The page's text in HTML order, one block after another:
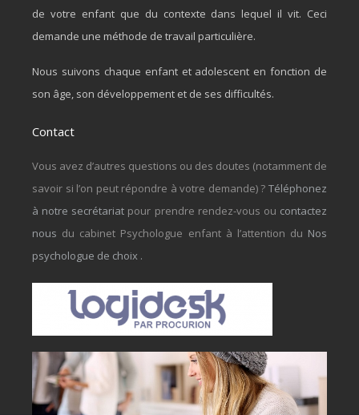
de votre enfant que du contexte dans lequel il vit. Ceci
demande une méthode de travail particulière.
Nous suivons chaque enfant et adolescent en fonction de
son âge, son développement et de ses difficultés.
Contact
Vous avez d’autres questions ou des doutes (notamment de
savoir si l’on peut répondre à votre demande) ? Téléphonez
à notre secrétariat pour prendre rendez-vous ou contactez
nous du cabinet Psychologue enfant à l’attention du Nos
psychologue de choix .